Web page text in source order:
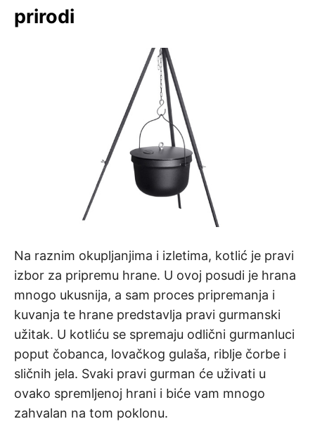
prirodi
Na raznim okupljanjima i izletima, kotlić je pravi
izbor za pripremu hrane. U ovoj posudi je hrana
mnogo ukusnija, a sam proces pripremanja i
kuvanja te hrane predstavlja pravi gurmanski
užitak. U kotliću se spremaju odlični gurmanluci
poput čobanca, lovačkog gulaša, riblje čorbe i
sličnih jela. Svaki pravi gurman će uživati u
ovako spremljenoj hrani i biće vam mnogo
zahvalan na tom poklonu.